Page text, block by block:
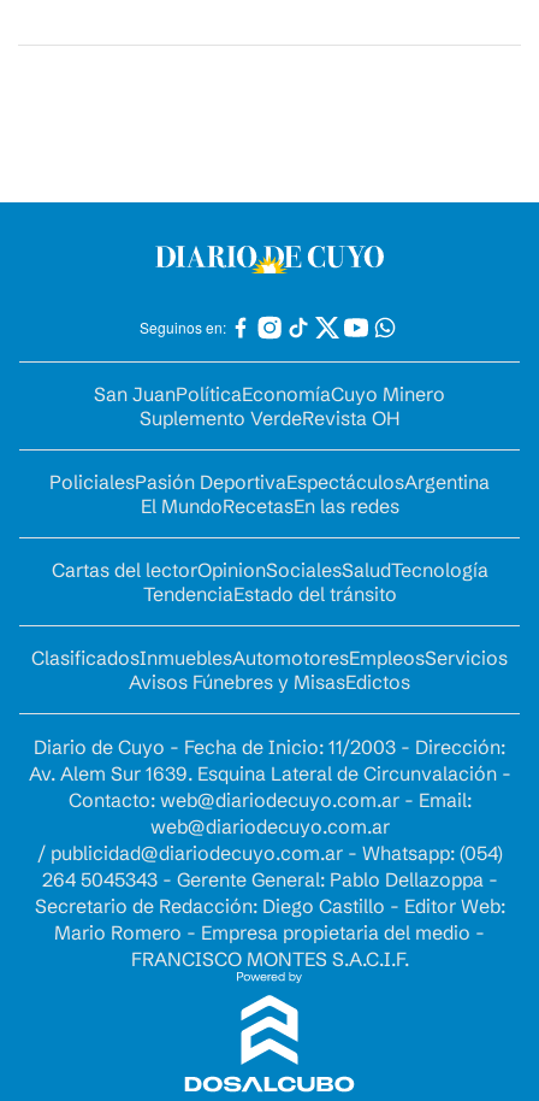
Seguinos en:
San JuanPolíticaEconomíaCuyo Minero
Suplemento VerdeRevista OH
PolicialesPasión DeportivaEspectáculosArgentina
El MundoRecetasEn las redes
Cartas del lectorOpinionSocialesSaludTecnología
TendenciaEstado del tránsito
ClasificadosInmueblesAutomotoresEmpleosServicios
Avisos Fúnebres y MisasEdictos
Diario de Cuyo - Fecha de Inicio: 11/2003 - Dirección:
Av. Alem Sur 1639. Esquina Lateral de Circunvalación -
Contacto: web@diariodecuyo.com.ar- Email:
web@diariodecuyo.com.ar
/ publicidad@diariodecuyo.com.ar- Whatsapp: (054)
264 5045343 - Gerente General: Pablo Dellazoppa -
Secretario de Redacción: Diego Castillo - Editor Web:
Mario Romero - Empresa propietaria del medio -
FRANCISCO MONTES S.A.C.I.F.